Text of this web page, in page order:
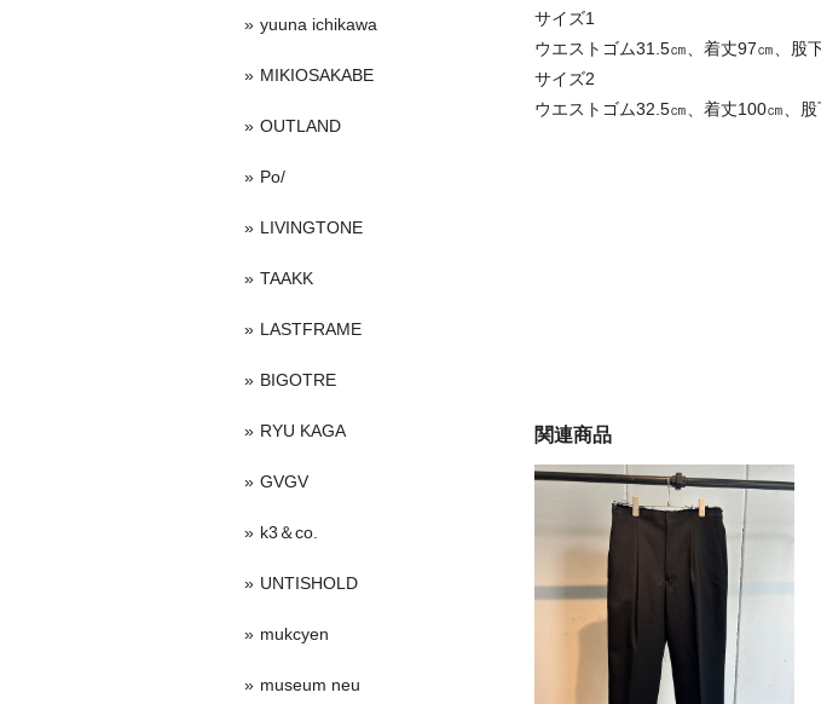
サイズ1
ウエストゴム31.5㎝、着丈97㎝、股
サイズ2
ウエストゴム32.5㎝、着丈100㎝、股
関連商品
yuuna ichikawa
MIKIOSAKABE
OUTLAND
Po/
LIVINGTONE
TAAKK
LASTFRAME
BIGOTRE
RYU KAGA
GVGV
k3＆co.
UNTISHOLD
mukcyen
museum neu